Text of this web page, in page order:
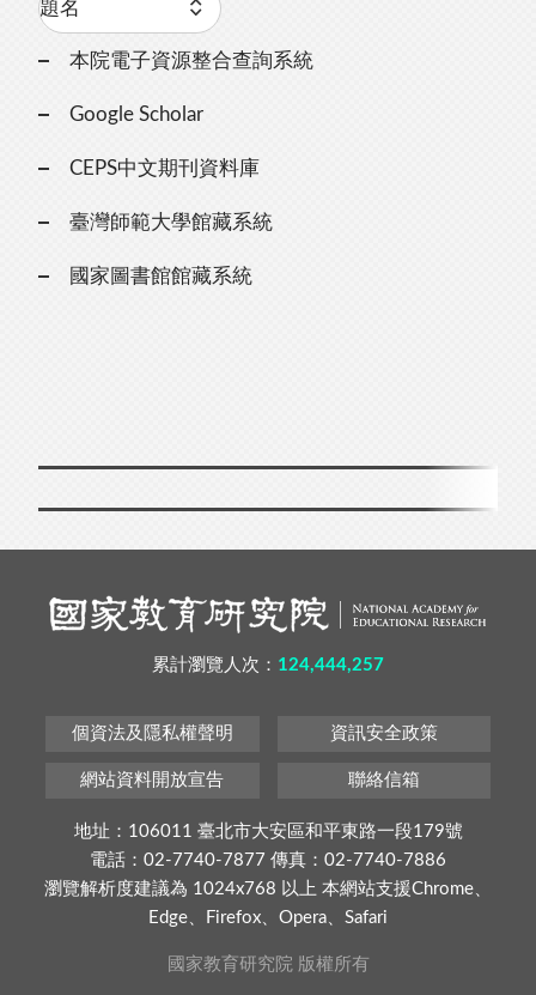
本院電子資源整合查詢系統
Google Scholar
CEPS中文期刊資料庫
臺灣師範大學館藏系統
國家圖書館館藏系統
累計瀏覽人次： 124,444,257
個資法及隱私權聲明 資訊安全政策
網站資料開放宣告 聯絡信箱
地址：106011 臺北市大安區和平東路一段179號
電話：02-7740-7877 傳真：02-7740-7886
瀏覽解析度建議為 1024x768 以上 本網站支援Chrome、
Edge、Firefox、Opera、Safari
國家教育研究院 版權所有